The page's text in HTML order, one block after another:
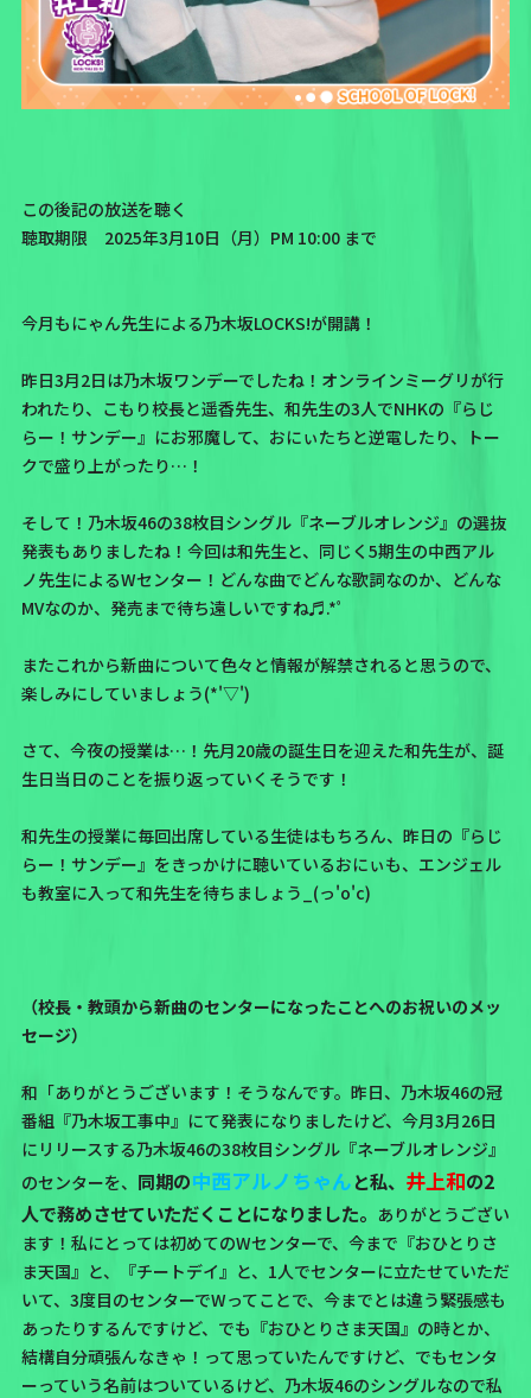
この後記の放送を聴く
聴取期限 2025年3月10日（月）PM 10:00 まで
今月もにゃん先生による乃木坂LOCKS!が開講！
昨日3月2日は乃木坂ワンデーでしたね！オンラインミーグリが行
われたり、こもり校長と遥香先生、和先生の3人でNHKの 『らじ
らー！サンデー』 にお邪魔して、おにぃたちと逆電したり、トー
クで盛り上がったり…！
そして！ 乃木坂46の38枚目シングル『ネーブルオレンジ』の選抜
発表もありましたね！今回は和先生と、同じく5期生の中西アル
ノ先生によるWセンター！ どんな曲でどんな歌詞なのか、どんな
MVなのか、発売まで待ち遠しいですね♬.*ﾟ
またこれから新曲について色々と情報が解禁されると思うので、
楽しみにしていましょう(*'▽')
さて、今夜の授業は…！ 先月20歳の誕生日を迎えた和先生が、誕
生日当日のことを振り返っていく そうです！
和先生の授業に毎回出席している生徒はもちろん、昨日の『らじ
らー！サンデー』をきっかけに聴いているおにぃも、エンジェル
も教室に入って和先生を待ちましょう_(っ'o'c)
（校長・教頭から新曲のセンターになったことへのお祝いのメッ
セージ）
和「ありがとうございます！そうなんです。昨日、乃木坂46の冠
番組 『乃木坂工事中』 にて発表になりましたけど、 今月3月26日
にリリースする乃木坂46の38枚目シングル『ネーブルオレンジ』
のセンターを、 同期の中西アルノちゃんと私、 井上和の2
人で務めさせていただくことになりました。 ありがとうござい
ます！私にとっては初めてのWセンターで、今まで 『おひとりさ
ま天国』 と、 『チートデイ』 と、1人でセンターに立たせていただ
いて、3度目のセンターでWってことで、今までとは違う緊張感も
あったりするんですけど、でも『おひとりさま天国』の時とか、
結構自分頑張んなきゃ！って思っていたんですけど、でもセンタ
ーっていう名前はついているけど、 乃木坂46のシングルなので私